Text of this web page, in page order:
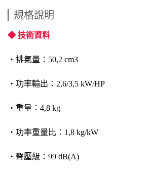
規格說明
◆ 技術資料
‧排氣量：50,2 cm3
‧功率輸出：2,6/3,5 kW/HP
‧重量：4,8 kg
‧功率重量比：1,8 kg/kW
‧聲壓級：99 dB(A)